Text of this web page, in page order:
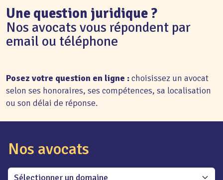
Une question juridique ?
Nos avocats vous répondent par
email ou téléphone
Posez votre question en ligne :choisissez un avocat
selon ses honoraires, ses compétences, sa localisation
ou son délai de réponse.
Nos avocats